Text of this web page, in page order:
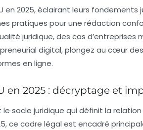
2025, éclairant leurs fondements
pratiques pour une rédaction
juridique, des cas d’entreprises
digital, plongez au cœur des
en ligne.
en 2025 : décryptage et
socle juridique qui définit la
ce cadre légal est encadré